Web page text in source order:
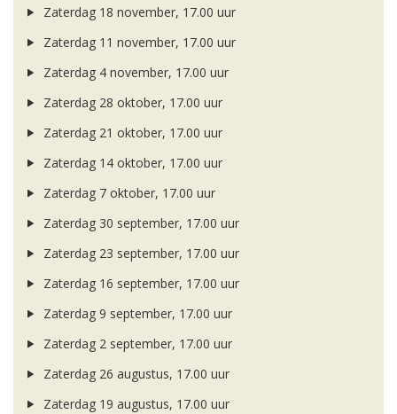
Zaterdag 18 november, 17.00 uur
Zaterdag 11 november, 17.00 uur
Zaterdag 4 november, 17.00 uur
Zaterdag 28 oktober, 17.00 uur
Zaterdag 21 oktober, 17.00 uur
Zaterdag 14 oktober, 17.00 uur
Zaterdag 7 oktober, 17.00 uur
Zaterdag 30 september, 17.00 uur
Zaterdag 23 september, 17.00 uur
Zaterdag 16 september, 17.00 uur
Zaterdag 9 september, 17.00 uur
Zaterdag 2 september, 17.00 uur
Zaterdag 26 augustus, 17.00 uur
Zaterdag 19 augustus, 17.00 uur